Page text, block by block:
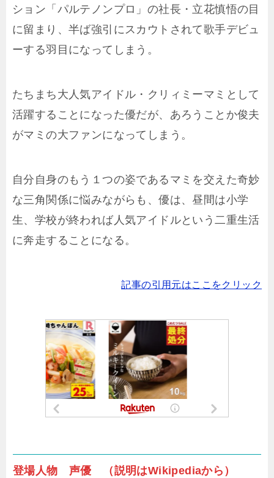
ション「パルテノンプロ」の社長・立花慎悟の目
に留まり、半ば強引にスカウトされて歌手デビュ
ーする羽目になってしまう。
たちまち大人気アイドル・クリィミーマミとして
活躍することになった優だが、あろうことか俊夫
がマミの大ファンになってしまう。
自分自身のもう１つの姿であるマミを交えた奇妙
な三角関係に悩みながらも、優は、昼間は小学
生、学校が終われば人気アイドルという二重生活
に奔走することになる。
記事の引用元はここをクリック
登場人物 声優 （説明はWikipediaから）